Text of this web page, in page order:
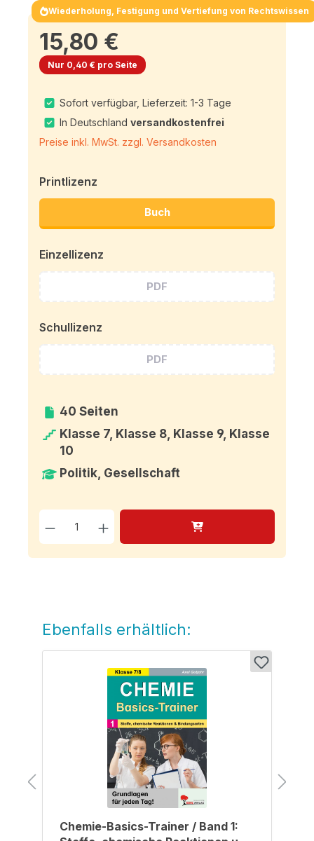
Wiederholung, Festigung und Vertiefung von Rechtswissen
15,80 €
Nur 0,40 € pro Seite
Sofort verfügbar, Lieferzeit: 1-3 Tage
In Deutschlandversandkostenfrei
Preise inkl. MwSt. zzgl. Versandkosten
Printlizenz
Buch
Einzellizenz
PDF
Schullizenz
PDF
40 Seiten
Klasse 7, Klasse 8, Klasse 9, Klasse
10
Politik, Gesellschaft
Produkt Anzahl: Gib den
Produktgalerie überspringen
Ebenfalls erhältlich:
Chemie-Basics-Trainer / Band 1: